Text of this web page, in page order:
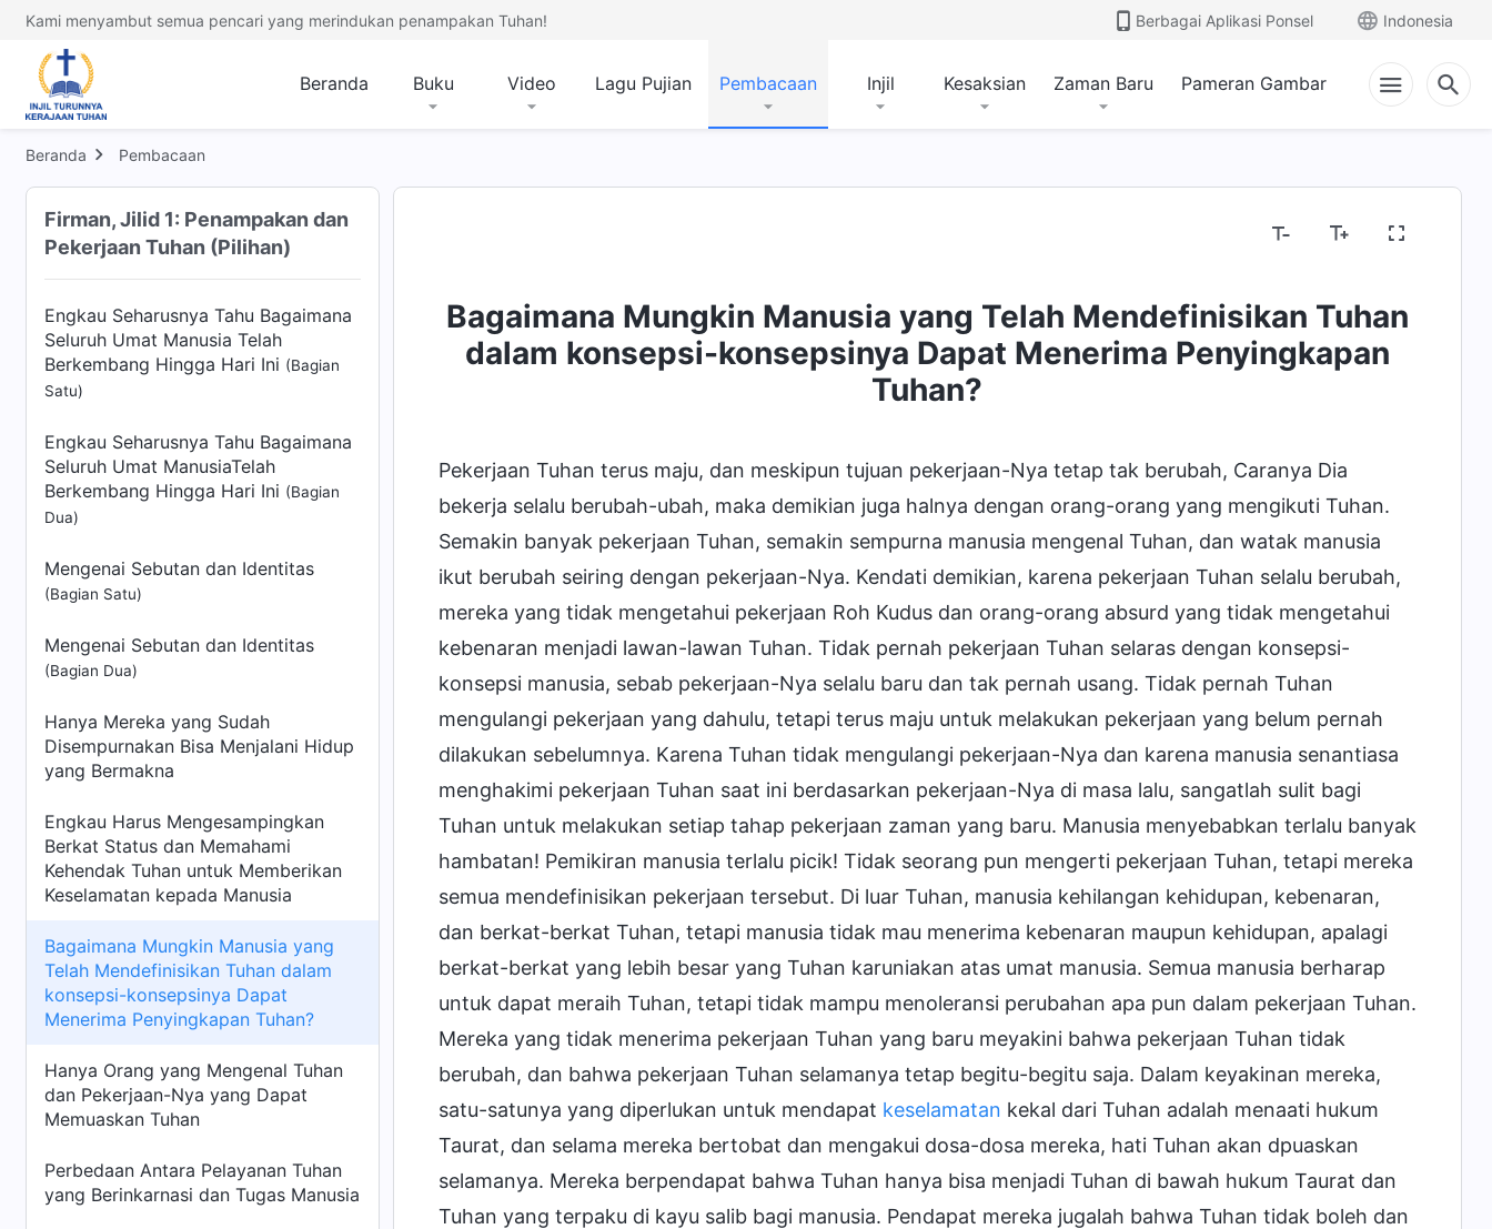
Kami menyambut semua pencari yang merindukan penampakan Tuhan! Berbagai Aplikasi Ponsel Indonesia
Beranda Buku Video Lagu Pujian Pembacaan Injil Kesaksian Zaman Baru Pameran Gambar
Beranda Pembacaan
Firman, Jilid 1: Penampakan dan
Pekerjaan Tuhan (Pilihan)
Pekerjaan Menyebarkan Injil Juga
Menyelamatkan Manusia
Engkau Sekalian Begitu Rendah
Pekerjaan di Zaman Hukum Taurat
Kisah Nyata di Balik Pekerjaan pada
Zaman Penebusan
Engkau Seharusnya Tahu Bagaimana
Seluruh Umat Manusia Telah
Berkembang Hingga Hari Ini (Bagian
Satu)
Engkau Seharusnya Tahu Bagaimana
Seluruh Umat ManusiaTelah
Berkembang Hingga Hari Ini (Bagian
Dua)
Mengenai Sebutan dan Identitas
(Bagian Satu)
Mengenai Sebutan dan Identitas
(Bagian Dua)
Hanya Mereka yang Sudah
Disempurnakan Bisa Menjalani Hidup
yang Bermakna
Engkau Harus Mengesampingkan
Berkat Status dan Memahami
Kehendak Tuhan untuk Memberikan
Keselamatan kepada Manusia
Bagaimana Mungkin Manusia yang
Telah Mendefinisikan Tuhan dalam
konsepsi-konsepsinya Dapat
Menerima Penyingkapan Tuhan?
Hanya Orang yang Mengenal Tuhan
dan Pekerjaan-Nya yang Dapat
Memuaskan Tuhan
Perbedaan Antara Pelayanan Tuhan
yang Berinkarnasi dan Tugas Manusia
Bagaimana Mungkin Manusia yang Telah Mendefinisikan Tuhan
dalam konsepsi-konsepsinya Dapat Menerima Penyingkapan
Tuhan?
Pekerjaan Tuhan terus maju, dan meskipun tujuan pekerjaan-Nya tetap tak berubah, Caranya Dia
bekerja selalu berubah-ubah, maka demikian juga halnya dengan orang-orang yang mengikuti Tuhan.
Semakin banyak pekerjaan Tuhan, semakin sempurna manusia mengenal Tuhan, dan watak manusia
ikut berubah seiring dengan pekerjaan-Nya. Kendati demikian, karena pekerjaan Tuhan selalu berubah,
mereka yang tidak mengetahui pekerjaan Roh Kudus dan orang-orang absurd yang tidak mengetahui
kebenaran menjadi lawan-lawan Tuhan. Tidak pernah pekerjaan Tuhan selaras dengan konsepsi-
konsepsi manusia, sebab pekerjaan-Nya selalu baru dan tak pernah usang. Tidak pernah Tuhan
mengulangi pekerjaan yang dahulu, tetapi terus maju untuk melakukan pekerjaan yang belum pernah
dilakukan sebelumnya. Karena Tuhan tidak mengulangi pekerjaan-Nya dan karena manusia senantiasa
menghakimi pekerjaan Tuhan saat ini berdasarkan pekerjaan-Nya di masa lalu, sangatlah sulit bagi
Tuhan untuk melakukan setiap tahap pekerjaan zaman yang baru. Manusia menyebabkan terlalu banyak
hambatan! Pemikiran manusia terlalu picik! Tidak seorang pun mengerti pekerjaan Tuhan, tetapi mereka
semua mendefinisikan pekerjaan tersebut. Di luar Tuhan, manusia kehilangan kehidupan, kebenaran,
dan berkat-berkat Tuhan, tetapi manusia tidak mau menerima kebenaran maupun kehidupan, apalagi
berkat-berkat yang lebih besar yang Tuhan karuniakan atas umat manusia. Semua manusia berharap
untuk dapat meraih Tuhan, tetapi tidak mampu menoleransi perubahan apa pun dalam pekerjaan Tuhan.
Mereka yang tidak menerima pekerjaan Tuhan yang baru meyakini bahwa pekerjaan Tuhan tidak
berubah, dan bahwa pekerjaan Tuhan selamanya tetap begitu-begitu saja. Dalam keyakinan mereka,
satu-satunya yang diperlukan untuk mendapat keselamatan kekal dari Tuhan adalah menaati hukum
Taurat, dan selama mereka bertobat dan mengakui dosa-dosa mereka, hati Tuhan akan dpuaskan
selamanya. Mereka berpendapat bahwa Tuhan hanya bisa menjadi Tuhan di bawah hukum Taurat dan
Tuhan yang terpaku di kayu salib bagi manusia. Pendapat mereka jugalah bahwa Tuhan tidak boleh dan